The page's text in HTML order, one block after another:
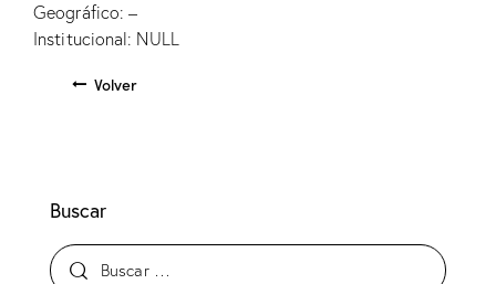
Geográfico: –
Institucional: NULL
Volver
Buscar